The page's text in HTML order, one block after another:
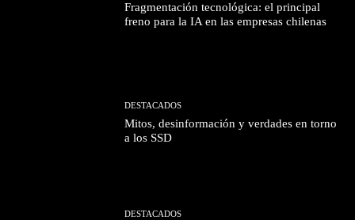
Fragmentación tecnológica: el principal
freno para la IA en las empresas chilenas
DESTACADOS
Mitos, desinformación y verdades en torno
a los SSD
DESTACADOS